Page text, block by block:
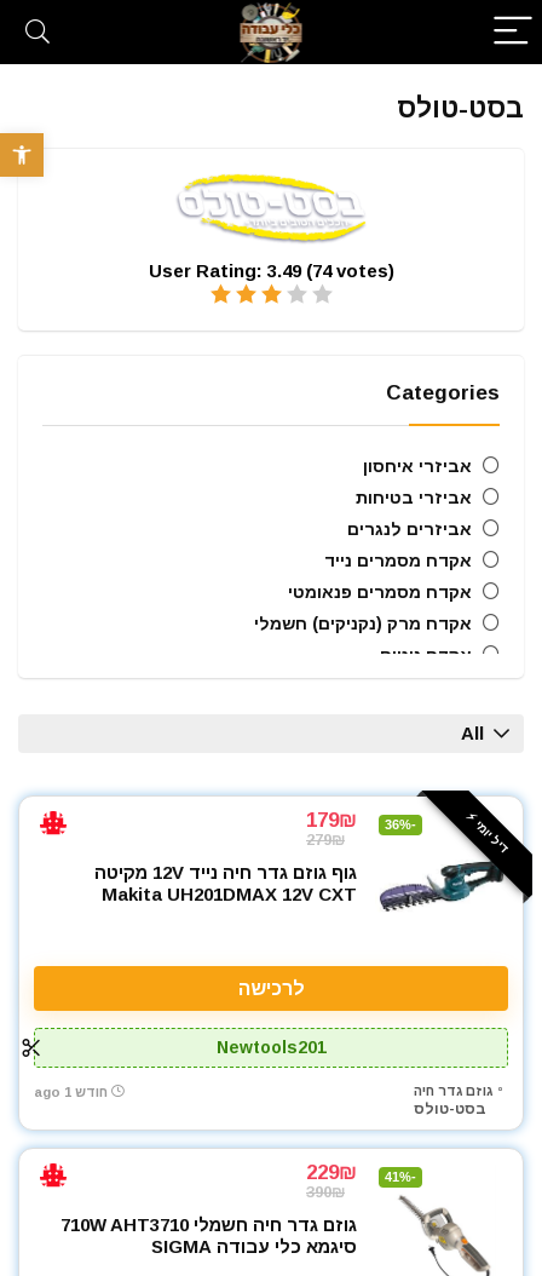
פתח
בסט-טולס
User Rating: 3.49 (74votes)
Categories
אביזרי איחסון
אביזרי בטיחות
אביזרים לנגרים
אקדח מסמרים נייד
אקדח מסמרים פנאומטי
אקדח מרק (נקניקים) חשמלי
אקדח ניטים
בוקסות
בוקסות הינע 1/2"
בוקסות הינע 1/4"
ביטים, מקדחים ובוקסות
גנרטורים ותחנות כח
טרימר / ראוטר
כלי אינסטלציה
כלי גינון
כלי שינוע ועגלות
כלים ידניים
כלים לחשמלאים
להבים ומתכלים
All
דיל יומי ⚡️ -36%
179₪
279₪
גוף גוזם גדר חיה נייד 12V מקיטה
Makita UH201DMAX 12V CXT
לרכישה
Newtools201
גוזם גדר חיה
בסט-טולס
חודש 1 ago
-41%
229₪
390₪
גוזם גדר חיה חשמלי 710W AHT3710
סיגמא כלי עבודה SIGMA